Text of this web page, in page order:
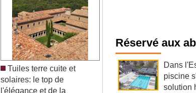
Tuiles terre cuite et
solaires: le top de
l'élégance et de la
performance
Réservé aux
Dans
piscine
solution